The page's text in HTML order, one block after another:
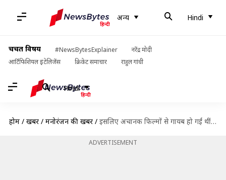
अन्य Hindi
चर्चित विषय #NewsBytesExplainer
नरेंद्र मोदी
आर्टिफिशियल इंटेलिजेंस
क्रिकेट समाचार राहुल गांधी
Hindi
होम / खबरें / मनोरंजन की खबरें / इसलिए अचानक फिल्मों से गायब हो गईं थीं महिमा चौधरी, किया कार एक्सिडेंट का खुलासा
ADVERTISEMENT